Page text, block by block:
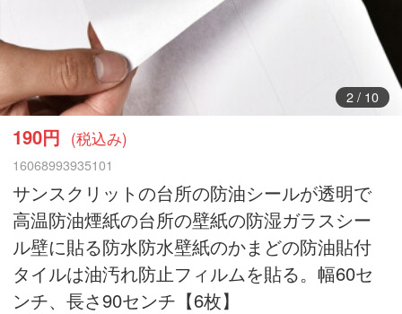
3/ 10
190円 (税込み)
16068993935101
サンスクリットの台所の防油シールが透明で
高温防油煙紙の台所の壁紙の防湿ガラスシー
ル壁に貼る防水防水壁紙のかまどの防油貼付
タイルは油汚れ防止フィルムを貼る。幅60セ
ンチ、長さ90センチ【6枚】